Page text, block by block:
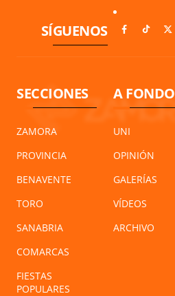
SÍGUENOS
SECCIONES
ZAMORA
PROVINCIA
BENAVENTE
TORO
SANABRIA
COMARCAS
FIESTAS
POPULARES
A FONDO
UNI
OPINIÓN
GALERÍAS
VÍDEOS
ARCHIVO